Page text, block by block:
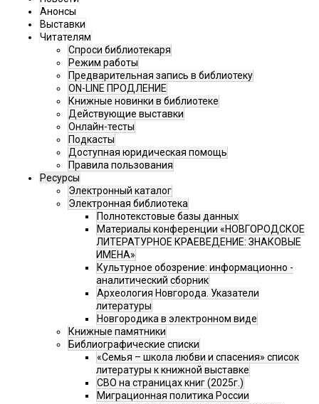
Анонсы
Выставки
Читателям
Спроси библиотекаря
Режим работы
Предварительная запись в библиотеку
ON-LINE ПРОДЛЕНИЕ
Книжные новинки в библиотеке
Действующие выставки
Онлайн-тесты
Подкасты
Доступная юридическая помощь
Правила пользования
Ресурсы
Электронный каталог
Электронная библиотека
Полнотекстовые базы данных
Материалы конференции «НОВГОРОДСКОЕ
ЛИТЕРАТУРНОЕ КРАЕВЕДЕНИЕ: ЗНАКОВЫЕ
ИМЕНА»
Культурное обозрение: информационно -
аналитический сборник
Археология Новгорода. Указатели
литературы
Новгородика в электронном виде
Книжные памятники
Библиографические списки
«Семья – школа любви и спасения» список
литературы к книжной выставке
СВО на страницах книг (2025г.)
Миграционная политика России